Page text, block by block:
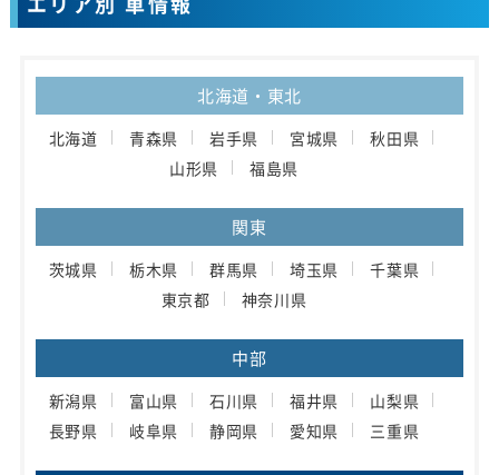
北海道・東北
北海道 青森県 岩手県 宮城県
秋田県
山形県
福島県
関東
茨城県 栃木県 群馬県 埼玉県
千葉県
東京都
神奈川県
中部
新潟県 富山県 石川県 福井県
山梨県
長野県
岐阜県 静岡県 愛知県 三重県